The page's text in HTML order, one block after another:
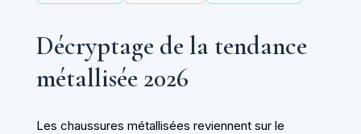
Décryptage de la tendance
métallisée 2026
Les chaussures métallisées reviennent sur le